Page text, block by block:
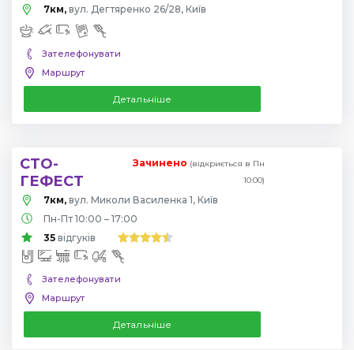
7км, вул. Дегтяренко 26/28, Київ
Зателефонувати
Маршрут
Детальніше
СТО-
ГЕФЕСТ
Зачинено (відкриється в Пн
10:00)
7км, вул. Миколи Василенка 1, Київ
Пн-Пт 10:00 – 17:00
35 відгуків
Зателефонувати
Маршрут
Детальніше